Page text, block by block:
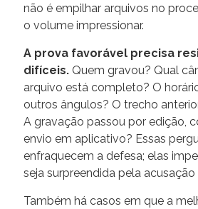
não é empilhar arquivos no
o volume impressionar.
A prova favorável precisa
difíceis. Quem gravou? Qual
arquivo está completo? O
outros ângulos? O trecho
A gravação passou por edição,
envio em aplicativo? Essas
enfraquecem a defesa; elas
seja surpreendida pela acusação
Também há casos em que a